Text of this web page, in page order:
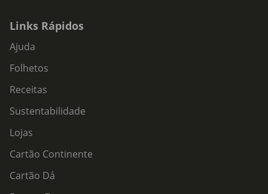
Links Rápidos
Ajuda
Folhetos
Receitas
Sustentabilidade
Lojas
Cartão Continente
Cartão Dá